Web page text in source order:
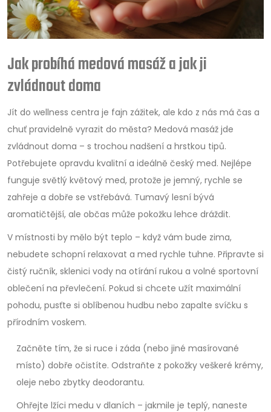
Jak probíhá medová masáž a jak ji
zvládnout doma
Jít do wellness centra je fajn zážitek, ale kdo z nás má čas a
chuť pravidelně vyrazit do města? Medová masáž jde
zvládnout doma – s trochou nadšení a hrstkou tipů.
Potřebujete opravdu kvalitní a ideálně český med. Nejlépe
funguje světlý květový med, protože je jemný, rychle se
zahřeje a dobře se vstřebává. Tumavý lesní bývá
aromatičtější, ale občas může pokožku lehce dráždit.
V místnosti by mělo být teplo – když vám bude zima,
nebudete schopní relaxovat a med rychle tuhne. Připravte si
čistý ručník, sklenici vody na otírání rukou a volné sportovní
oblečení na převlečení. Pokud si chcete užít maximální
pohodu, pusťte si oblíbenou hudbu nebo zapalte svíčku s
přírodním voskem.
Začněte tím, že si ruce i záda (nebo jiné masírované
místo) dobře očistíte. Odstraňte z pokožky veškeré krémy,
oleje nebo zbytky deodorantu.
Ohřejte lžíci medu v dlaních – jakmile je teplý, naneste